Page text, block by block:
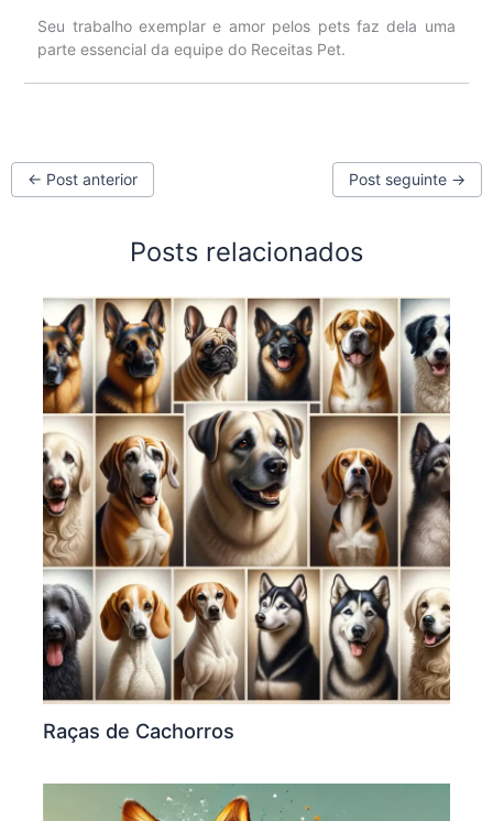
Seu trabalho exemplar e amor pelos pets faz dela uma
parte essencial da equipe do Receitas Pet.
← Post anterior Post seguinte →
Posts relacionados
Raças de Cachorros